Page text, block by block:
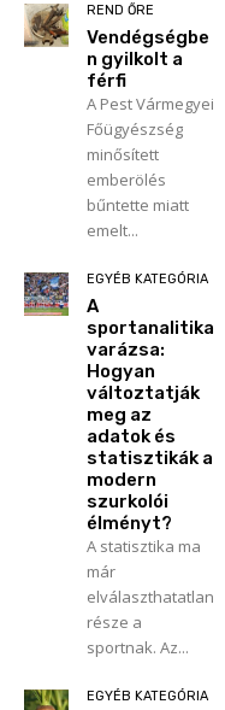
REND ŐRE
Vendégségbe
n gyilkolt a
férfi
A Pest Vármegyei
Főügyészség
minősített
emberölés
bűntette miatt
emelt...
EGYÉB KATEGÓRIA
A
sportanalitika
varázsa:
Hogyan
változtatják
meg az
adatok és
statisztikák a
modern
szurkolói
élményt?
A statisztika ma
már
elválaszthatatlan
része a
sportnak. Az...
EGYÉB KATEGÓRIA